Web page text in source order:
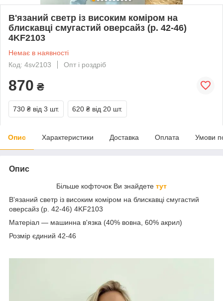
В'язаний светр із високим коміром на
блискавці смугастий оверсайз (р. 42-46)
4KF2103
Немає в наявності
Код: 4sv2103
Опт і роздріб
870 ₴
730 ₴ від 3 шт. 620 ₴ від 20 шт.
Опис Характеристики Доставка Оплата Умови
Опис
Більше кофточок Ви знайдете тут
В'язаний светр із високим коміром на блискавці смугастий
оверсайз (р. 42-46) 4KF2103
Матеріал — машинна в'язка (40% вовна, 60% акрил)
Розмір єдиний 42-46